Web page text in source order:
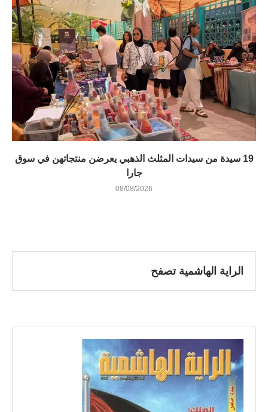
19 سيدة من سيدات المثلث الذهبي يعرضن منتجاتهن في سوق
جارا
08/08/2026
الراية الهاشمية تصفح